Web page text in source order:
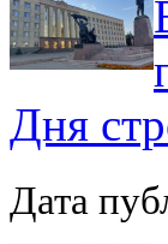
Дня
Дата